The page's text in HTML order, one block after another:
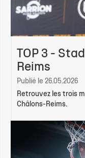
TOP 3 -
Reims
Publié le 26.05.2026
Retrouvez les trois
Châlons-Reims.